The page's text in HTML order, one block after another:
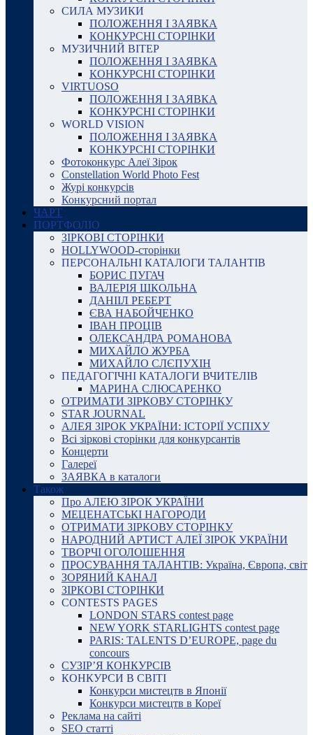
СИЛА МУЗИКИ
ПОЛОЖЕННЯ І ЗАЯВКА
КОНКУРСНІ СТОРІНКИ
МУЗИЧНИЙ ВІТЕР
ПОЛОЖЕННЯ І ЗАЯВКА
КОНКУРСНІ СТОРІНКИ
VIRTUOSO
ПОЛОЖЕННЯ І ЗАЯВКА
КОНКУРСНІ СТОРІНКИ
WORLD VISION
ПОЛОЖЕННЯ І ЗАЯВКА
КОНКУРСНІ СТОРІНКИ
Фотоконкурс Алеї Зірок
Constellation World Photo Fest
Журі конкурсів
Конкурсний портал
ЧАРТ
ПОРТФОЛІО
ЗІРКОВІ СТОРІНКИ
HOLLYWOOD-сторінки
ПЕРСОНАЛЬНІ КАТАЛОГИ ТАЛАНТІВ
БОРИС ПУГАЧ
ВАЛЕРІЯ ШКОЛЬНА
ДАНІІЛ РЕБЕРТ
ЄВА НАБОЙЧЕНКО
ІВАН ПРОЦІВ
ОЛЕКСАНДРА РОМАНОВА
МИХАЙЛО ЖУРБА
МИХАЙЛО СЛЄПУХІН
ПЕДАГОГІЧНІ КАТАЛОГИ ВЧИТЕЛІВ
МАРИНА СЛЮСАРЕНКО
ОТРИМАТИ ЗІРКОВУ СТОРІНКУ
STAR JOURNAL
АЛЕЯ ЗІРОК УКРАЇНИ: ІСТОРІЇ УСПІХУ
Всі зіркові сторінки для конкурсантів
Концерти
Галереї
ЗАЯВКА в каталоги
Також
Про АЛЕЮ ЗІРОК УКРАЇНИ
МЕЦЕНАТСЬКІ НАГОРОДИ
ОТРИМАТИ ЗІРКОВУ СТОРІНКУ
НАРОДНИЙ АРТИСТ АЛЕЇ ЗІРОК УКРАЇНИ
ТВОРЧІ ОГОЛОШЕННЯ
ПРОСУВАННЯ ТАЛАНТІВ: Україна, Європа, світ
ЗОРЯНИЙ КАНАЛ
ЗІРКОВІ СТОРІНКИ
CONTESTS PAGES
LONDON STARS contest page
NEW YORK STARLIGHTS contest page
PARIS: TALENTS D’EUROPE, page du
concours
СУЗІР’Я КОНКУРСІВ
КОНКУРСИ В СВІТІ
Конкурси мистецтв в Японії
Конкурси мистецтв в Кореї
Реклама на сайті
SEO статті